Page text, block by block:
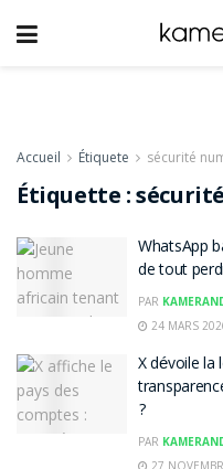
Accueil Étiquete sécurité
Étiquette :
WhatsApp
de tout
PAR
24 MARS
X dévoile la
?
PAR
27